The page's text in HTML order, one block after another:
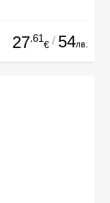
27.61
€ / 54лв.